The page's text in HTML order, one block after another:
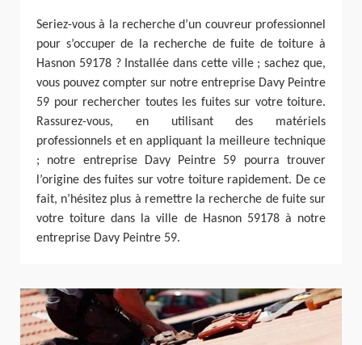
Seriez-vous à la recherche d’un couvreur professionnel
pour s’occuper de la recherche de fuite de toiture à
Hasnon 59178 ? Installée dans cette ville ; sachez que,
vous pouvez compter sur notre entreprise Davy Peintre
59 pour rechercher toutes les fuites sur votre toiture.
Rassurez-vous, en utilisant des matériels
professionnels et en appliquant la meilleure technique
; notre entreprise Davy Peintre 59 pourra trouver
l’origine des fuites sur votre toiture rapidement. De ce
fait, n’hésitez plus à remettre la recherche de fuite sur
votre toiture dans la ville de Hasnon 59178 à notre
entreprise Davy Peintre 59.